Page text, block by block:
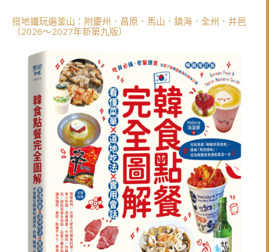
搭地鐵玩遍釜山：附慶州．昌原．馬山．鎮海．全州．井邑
（2026～2027年新第九版）